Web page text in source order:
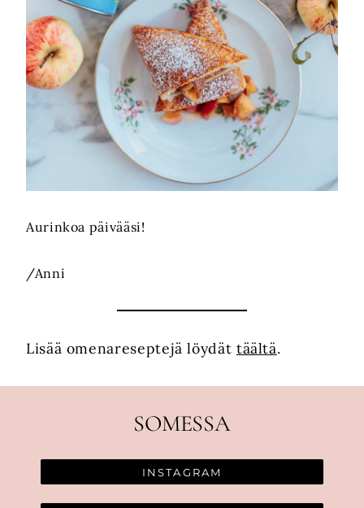
Aurinkoa päivääsi!
/Anni
Lisää omenareseptejä löydät täältä.
SOMESSA
INSTAGRAM